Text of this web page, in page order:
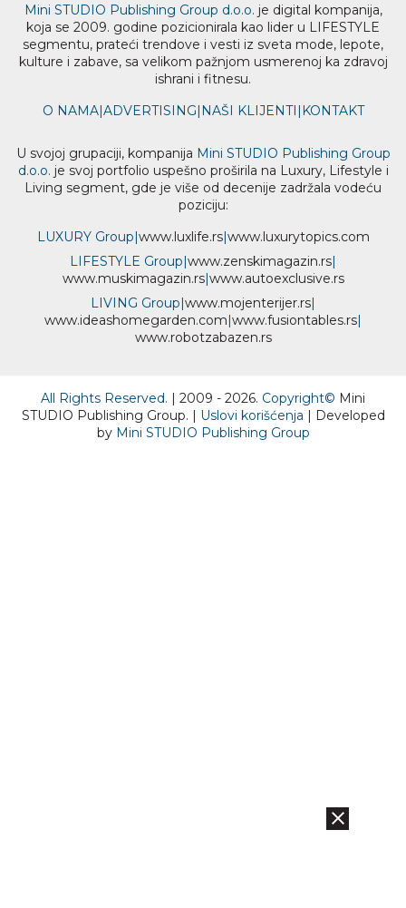
Mini STUDIO Publishing Group d.o.o. je digital kompanija,
koja se 2009. godine pozicionirala kao lider u LIFESTYLE
segmentu, prateći trendove i vesti iz sveta mode, lepote,
kulture i zabave, sa velikom pažnjom usmerenoj ka zdravoj
ishrani i fitnesu.
O NAMA|ADVERTISING| NAŠI KLIJENTI | KONTAKT
U svojoj grupaciji, kompanija Mini STUDIO Publishing Group
d.o.o. je svoj portfolio uspešno proširila na Luxury, Lifestyle i
Living segment, gde je više od decenije zadržala vodeću
poziciju:
LUXURY Group|www.luxlife.rs|www.luxurytopics.com
LIFESTYLE Group|www.zenskimagazin.rs|
www.muskimagazin.rs|www.autoexclusive.rs
LIVING Group|www.mojenterijer.rs|
www.ideashomegarden.com|www.fusiontables.rs|
www.robotzabazen.rs
All Rights Reserved. | 2009 - 2026. Copyright© Mini
STUDIO Publishing Group. | Uslovi korišćenja | Developed
by Mini STUDIO Publishing Group